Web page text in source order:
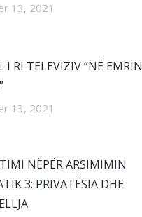
13, 2021
I RI TELEVIZIV “NË EMRIN
13, 2021
NËPËR ARSIMIMIN
3: PRIVATËSIA DHE